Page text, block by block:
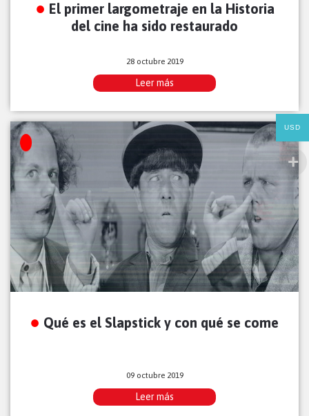
El primer largometraje en la Historia
del cine ha sido restaurado
28 octubre 2019
Leer más
Qué es el Slapstick y con qué se come
09 octubre 2019
Leer más
USD